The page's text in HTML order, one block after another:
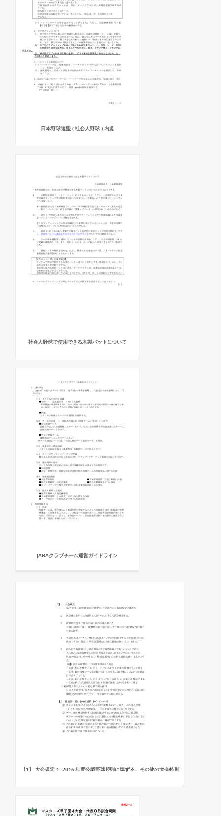
日本野球連盟 ( 社会人野球 ) 内規
社会人野球で使用できる木製バットについて
JABAクラブチーム運営ガイドライン
【1】 大会規定 1. 2016 年度公認野球規則に準ずる。その他の大会特別